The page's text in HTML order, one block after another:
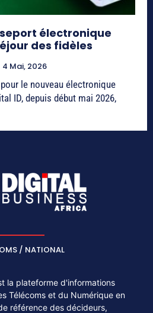
électronique
des fidèles
4 Mai, 2026
le nouveau électronique
ID, depuis début mai 2026,
/ NATIONAL
la plateforme d'informations
Télécoms et du Numérique en
référence des décideurs,